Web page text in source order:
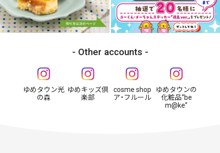
Other accounts
ゆめタウン光
の森
ゆめキッズ倶
楽部
cosme shop
ア・フルール
ゆめタウンの
化粧品“be
m@ke”